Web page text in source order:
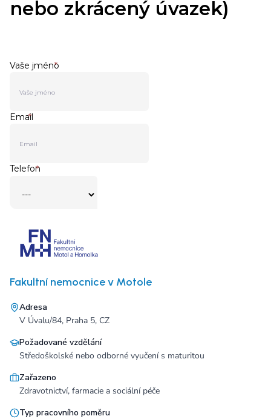
Fakultní nemocnice v Motole
Adresa
V Úvalu/84, Praha 5, CZ
Požadované vzdělání
Středoškolské nebo odborné vyučení s maturitou
Zařazeno
Zdravotnictví, farmacie a sociální péče
Typ pracovního poměru